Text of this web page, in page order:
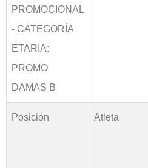
PROMOCIONAL
- CATEGORÍA
ETARIA:
PROMO
DAMAS B
Posición Atleta